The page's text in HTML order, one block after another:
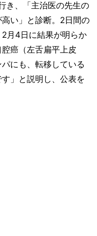
き、「主治医の先生の
い」と診断。2日間の
月4日に結果が明らか
癌（左舌扁平上皮
にも、転移している
」と説明し、公表を